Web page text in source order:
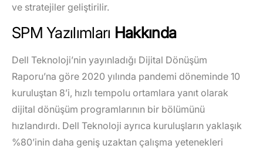
ve stratejiler geliştirilir.
SPM Yazılımları Hakkında
Dell Teknoloji’nin yayınladığı Dijital Dönüşüm
Raporu’na göre 2020 yılında pandemi döneminde 10
kuruluştan 8’i, hızlı tempolu ortamlara yanıt olarak
dijital dönüşüm programlarının bir bölümünü
hızlandırdı. Dell Teknoloji ayrıca kuruluşların yaklaşık
%80’inin daha geniş uzaktan çalışma yetenekleri